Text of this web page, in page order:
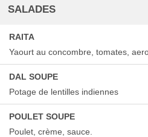
SALADES
RAITA
Yaourt au concombre, tomates,
DAL SOUPE
Potage de lentilles indiennes
POULET SOUPE
Poulet, crème, sauce.